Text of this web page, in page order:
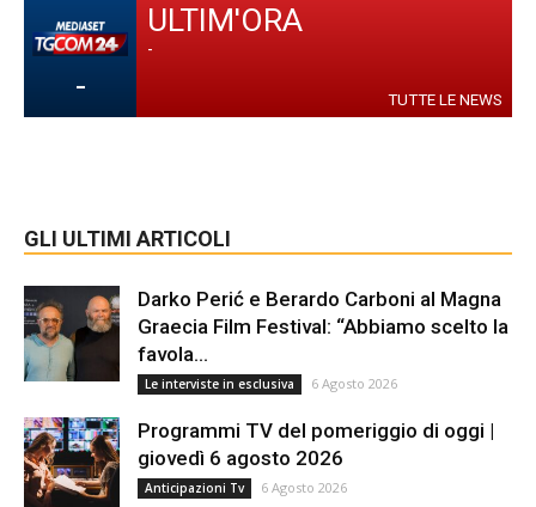
-
ULTIM'ORA
-
TUTTE LE NEWS
GLI ULTIMI ARTICOLI
Darko Perić e Berardo Carboni al Magna
Graecia Film Festival: “Abbiamo scelto la
favola...
Le interviste in esclusiva 6 Agosto 2026
Programmi TV del pomeriggio di oggi |
giovedì 6 agosto 2026
Anticipazioni Tv 6 Agosto 2026